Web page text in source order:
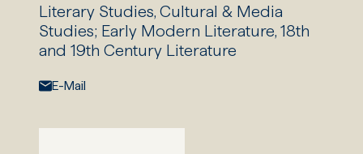
Literary Studies, Cultural & Media
Studies; Early Modern Literature, 18th
and 19th Century Literature
E-Mail:
E-Mail